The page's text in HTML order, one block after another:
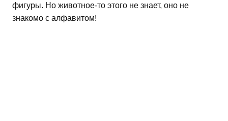
фигуры. Но животное-то этого не знает, оно не
знакомо с алфавитом!